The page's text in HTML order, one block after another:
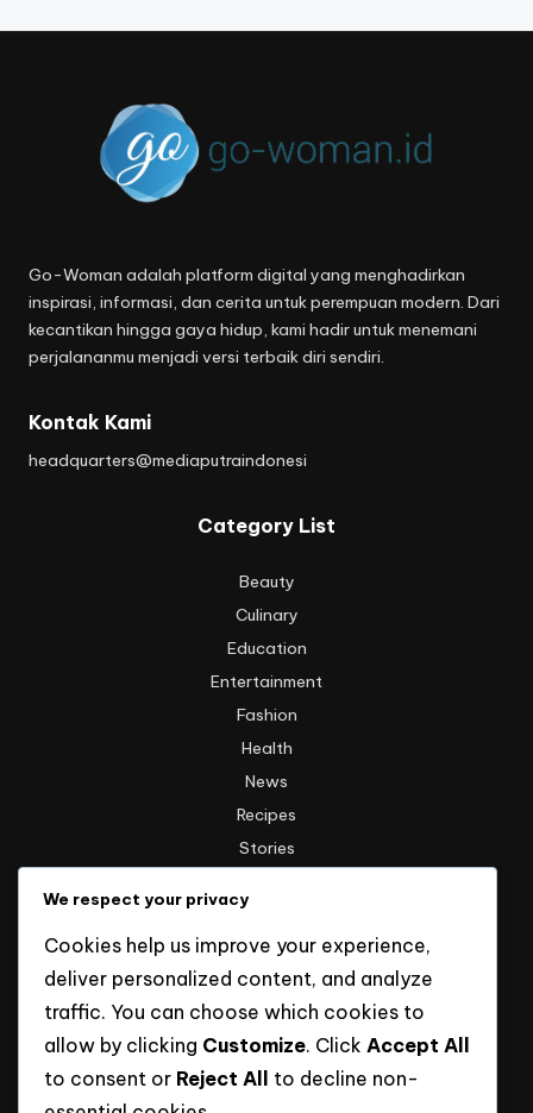
Go-Woman adalah platform digital yang menghadirkan
inspirasi, informasi, dan cerita untuk perempuan modern. Dari
kecantikan hingga gaya hidup, kami hadir untuk menemani
perjalananmu menjadi versi terbaik diri sendiri.
Kontak Kami
headquarters@mediaputraindonesi
Category List
Beauty
Culinary
Education
Entertainment
Fashion
Health
News
Recipes
Stories
Travel
Uncategorized
Hak Cipta
We respect your privacy
Cookies help us improve your experience,
deliver personalized content, and analyze
traffic. You can choose which cookies to
allow by clicking Customize. Click Accept All
to consent or Reject All
to decline non-